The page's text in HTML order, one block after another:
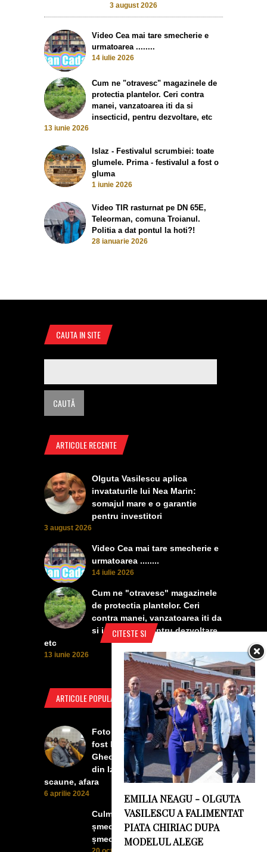
3 august 2026
Video Cea mai tare smecherie e
urmatoarea ........
14 iulie 2026
Cum ne "otravesc" magazinele de
protectia plantelor. Ceri contra
manei, vanzatoarea iti da si
insecticid, pentru dezvoltare, etc
13 iunie 2026
Islaz - Festivalul scrumbiei: toate
glumele. Prima - festivalul a fost o
gluma
1 iunie 2026
Video TIR rasturnat pe DN 65E,
Teleorman, comuna Troianul.
Politia a dat pontul la hoti?!
28 ianuarie 2026
CITESTE SI
EMILIA NEAGU - OLGUTA
VASILESCU A FALIMENTAT
PIATA CHIRIAC DUPA
MODELUL ALEGE
CAUTA IN SITE
ARTICOLE RECENTE
Olguta Vasilescu aplica
invataturile lui Nea Marin:
somajul mare e o garantie
pentru investitori
3 august 2026
Video Cea mai tare smecherie e
urmatoarea ........
14 iulie 2026
Cum ne "otravesc" magazinele
de protectia plantelor. Ceri
contra manei, vanzatoarea iti da
si insecticid, pentru dezvoltare,
etc
13 iunie 2026
ARTICOLE POPULARE
Foto Izbiceni - Lumea buna a
fost la concertul lui Tudor
Gheorghe. Lumea prea buna
din Izbiceni a avut un ecran si
scaune, afara
6 aprilie 2024
Culmea smecheriei! O mașină
șmecheră l-a trădat pe cel mai
șmecher oltean